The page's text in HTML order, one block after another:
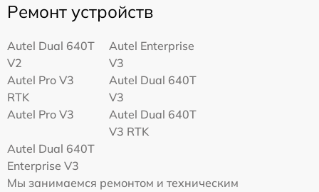
Ремонт устройств
Autel Dual 640T
V2
Autel Enterprise
V3
Autel Pro V3
RTK
Autel Dual 640T
V3
Autel Pro V3
Autel Dual 640T
V3 RTK
Autel Dual 640T
Enterprise V3
Мы занимаемся ремонтом и техническим